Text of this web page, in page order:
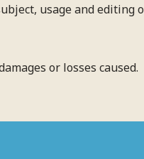
usage and editing
or losses caused.